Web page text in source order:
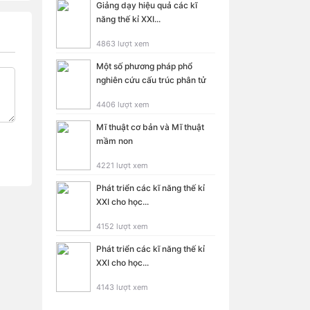
Giảng dạy hiệu quả các kĩ
năng thế kỉ XXI...
4863 lượt xem
Một số phương pháp phổ
nghiên cứu cấu trúc phân tử
4406 lượt xem
Mĩ thuật cơ bản và Mĩ thuật
mầm non
4221 lượt xem
Phát triển các kĩ năng thế kỉ
XXI cho học...
4152 lượt xem
Phát triển các kĩ năng thế kỉ
XXI cho học...
4143 lượt xem